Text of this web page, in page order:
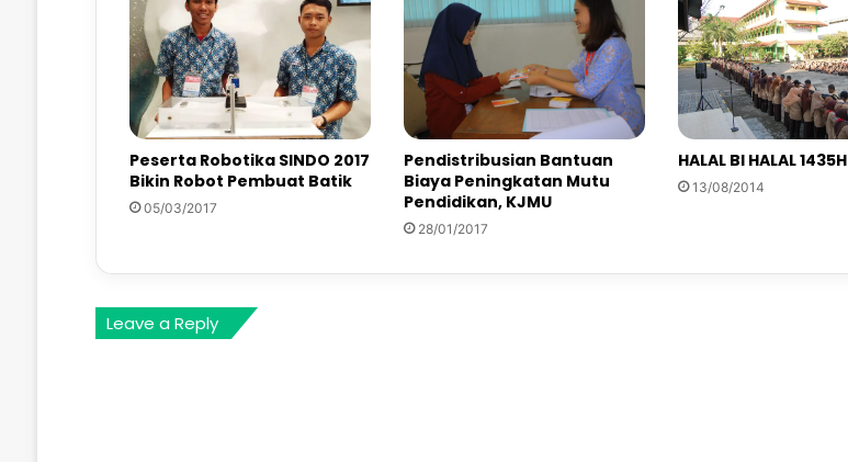
Peserta Robotika SINDO 2017
Bikin Robot Pembuat Batik
05/03/2017
Pendistribusian Bantuan
Biaya Peningkatan Mutu
Pendidikan, KJMU
28/01/2017
HALAL BI HALAL 1435H
13/08/2014
Leave a Reply